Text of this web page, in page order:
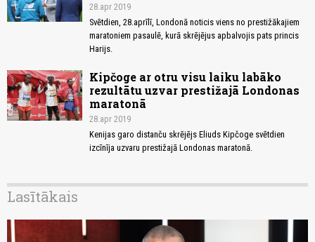
28.apr 2019
Svētdien, 28.aprīlī, Londonā noticis viens no prestižākajiem
maratoniem pasaulē, kurā skrējējus apbalvojis pats princis
Harijs.
Kipčoge ar otru visu laiku labāko
rezultātu uzvar prestižajā Londonas
maratonā
28.apr 2019
Kenijas garo distanču skrējējs Eliuds Kipčoge svētdien
izcīnīja uzvaru prestižajā Londonas maratonā.
Lasītākais